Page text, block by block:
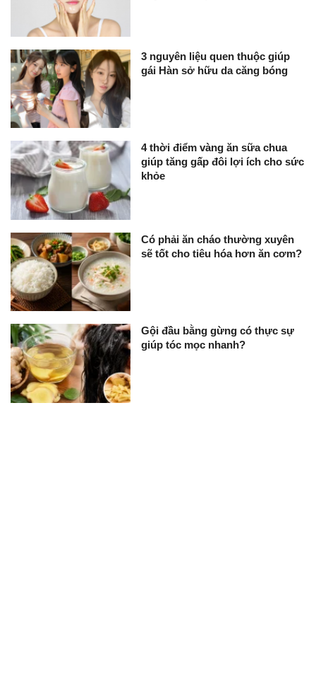
3 nguyên liệu quen thuộc giúp
gái Hàn sở hữu da căng bóng
4 thời điểm vàng ăn sữa chua
giúp tăng gấp đôi lợi ích cho sức
khỏe
Có phải ăn cháo thường xuyên
sẽ tốt cho tiêu hóa hơn ăn cơm?
Gội đầu bằng gừng có thực sự
giúp tóc mọc nhanh?